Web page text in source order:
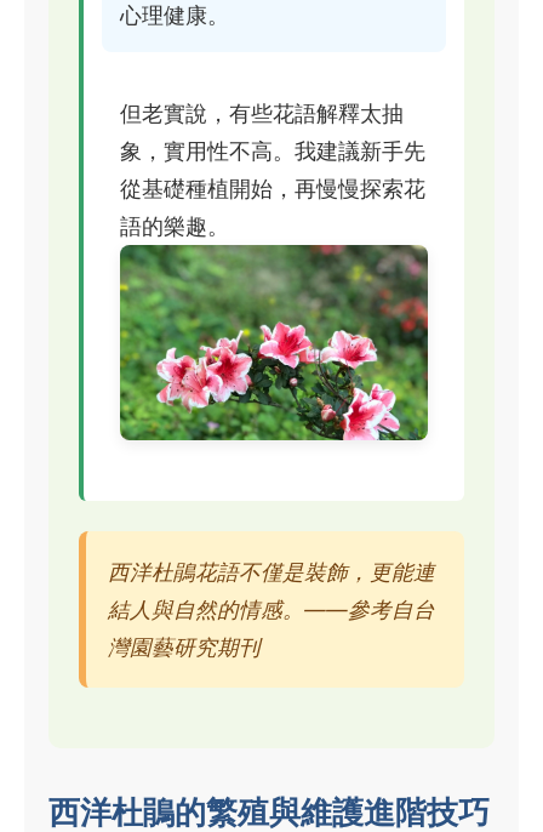
心理健康。
但老實說，有些花語解釋太抽
象，實用性不高。我建議新手先
從基礎種植開始，再慢慢探索花
語的樂趣。
西洋杜鵑花語不僅是裝飾，更能連
結人與自然的情感。——參考自台
灣園藝研究期刊
西洋杜鵑的繁殖與維護進階技巧